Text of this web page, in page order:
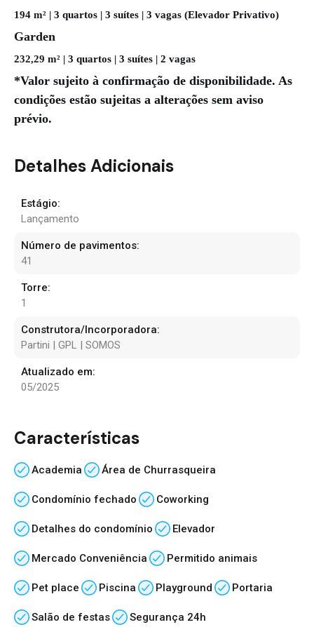
194 m² | 3 quartos | 3 suítes | 3 vagas (Elevador Privativo)
Garden
232,29 m² | 3 quartos | 3 suítes | 2 vagas
*Valor sujeito à confirmação de disponibilidade. As
condições estão sujeitas a alterações sem aviso
prévio.
Detalhes Adicionais
Estágio:
Lançamento
Número de pavimentos:
41
Torre:
1
Construtora/Incorporadora:
Partini | GPL | SOMOS
Atualizado em:
05/2025
Características
Academia Área de Churrasqueira
Condomínio fechado Coworking
Detalhes do condomínio Elevador
Mercado Conveniência Permitido animais
Pet place Piscina Playground Portaria
Salão de festas Segurança 24h